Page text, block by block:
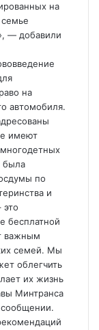
на
— добавили
на
автомобиля.
имеют
была
по
и
это
бесплатной
важным
семей. Мы
облегчить
их жизнь
Минтранса